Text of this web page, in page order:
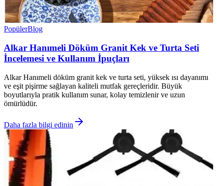
PopülerBlog
Alkar Hanımeli Döküm Granit Kek ve Turta Seti
İncelemesi ve Kullanım İpuçları
Alkar Hanımeli döküm granit kek ve turta seti, yüksek ısı dayanımı
ve eşit pişirme sağlayan kaliteli mutfak gereçleridir. Büyük
boyutlarıyla pratik kullanım sunar, kolay temizlenir ve uzun
ömürlüdür.
Daha fazla bilgi edinin